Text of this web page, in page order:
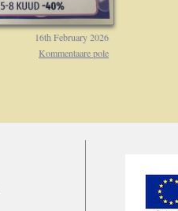
16th February 2026
Kommentaare pole